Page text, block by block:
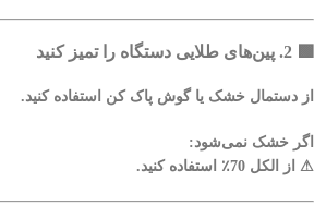
2. پین‌های طلایی دستگاه را تمیز کنید
از دستمال خشک یا گوش‌ پاک‌ کن استفاده کنید.
اگر خشک نمی‌شود:
⚠ از الکل 70٪ استفاده کنید.